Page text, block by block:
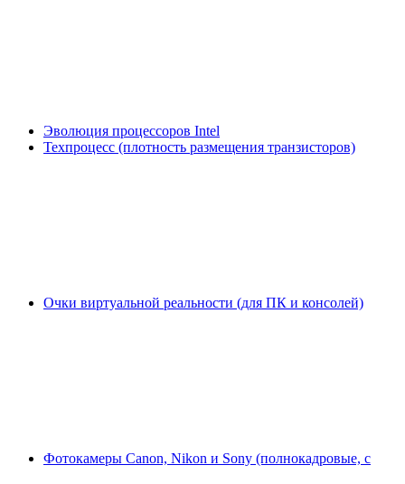
Эволюция процессоров Intel
Техпроцесс (плотность размещения транзисторов)
Очки виртуальной реальности (для ПК и консолей)
Фотокамеры Canon, Nikon и Sony (полнокадровые, с